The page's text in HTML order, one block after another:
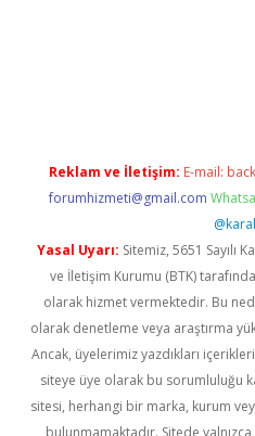
Reklam ve İletişim: E-mail:
forumhizmeti@gmail.com
Yasal Uyarı: Sitemiz, 5651 Sayılı
ve İletişim Kurumu (BTK)
olarak hizmet vermektedir. Bu
olarak denetleme veya araştırma
Ancak, üyelerimiz yazdıkları
siteye üye olarak bu sorumluluğu
sitesi, herhangi bir marka, kurum
bulunmamaktadır. Sitede